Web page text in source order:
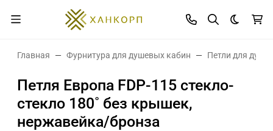
Темная
Главная Фурнитура для душевых кабин Петли для
Петля Европа FDP-115 стекло-
стекло 180˚ без крышек,
нержавейка/бронза